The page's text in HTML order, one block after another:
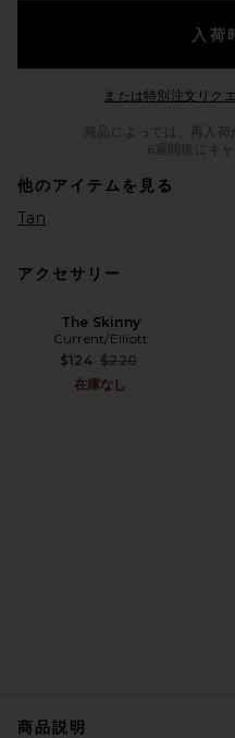
入荷
または特別注文リク
商品によっては、再入
6週間後にキ
他のアイテムを見る
Tan
アクセサリー
The Skinny
Current/Elliott
$124 Previous price:
$220
在庫なし
商品説明